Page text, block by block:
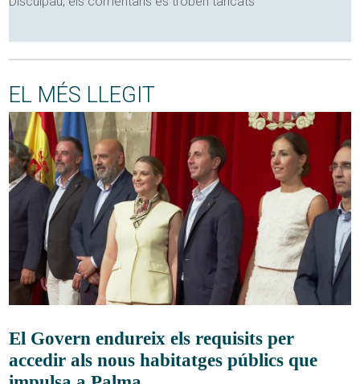
EL MÉS LLEGIT
El Govern endureix els requisits per
accedir als nous habitatges públics que